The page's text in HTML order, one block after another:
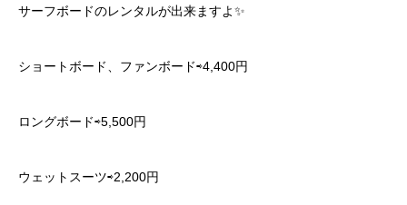
サーフボードのレンタルが出来ますよ✨
ショートボード、ファンボード⇨4,400円
ロングボード⇨5,500円
ウェットスーツ⇨2,200円